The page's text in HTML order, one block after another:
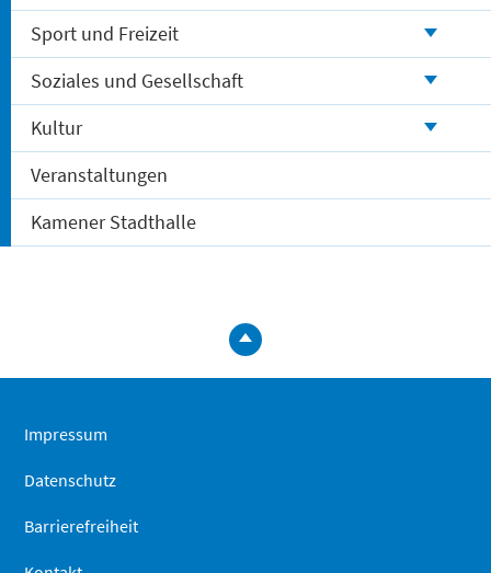
Sport und Freizeit
Soziales und Gesellschaft
Kultur
Veranstaltungen
Kamener Stadthalle
zum
Impressum
Datenschutz
Barrierefreiheit